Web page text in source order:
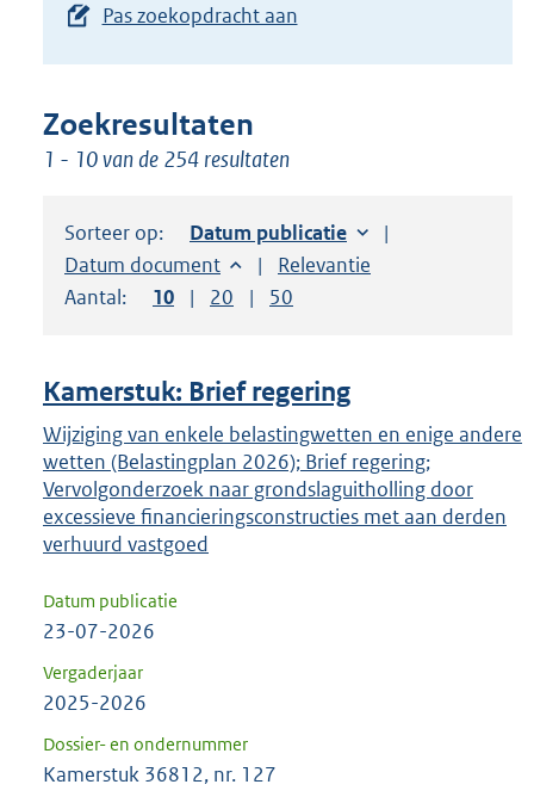
toets
suggesties.
Druk
om
uw
keuze
te
bevestigen.
Pas zoekopdracht aan
Zoekresultaten
1 - 10 van de 254 resultaten
Sorteer op: Sorteer op:
Datum publicatie
Sorteer op:
Datum document Sorteer op:
Relevantie
Aantal:
Toon
10 resultaten per pagina
Toon
20 resultaten per pagina
Toon
50
Kamerstuk: Brief regering
Wijziging van enkele belastingwetten en enige andere
wetten (Belastingplan 2026); Brief regering;
Vervolgonderzoek naar grondslaguitholling door
excessieve financieringsconstructies met aan derden
verhuurd vastgoed
Datum publicatie
23-07-2026
Vergaderjaar
2025-2026
Dossier- en ondernummer
Kamerstuk 36812, nr. 127